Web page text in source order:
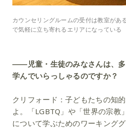
カウンセリングルームの受付は教室があ
で気軽に立ち寄れるエリアになっている
――児童・生徒のみなさんは、
学んでいらっしゃるのですか？
クリフォード：子どもたちの知
よ。「LGBTQ」や「世界の宗教
について学ぶためのワーキング